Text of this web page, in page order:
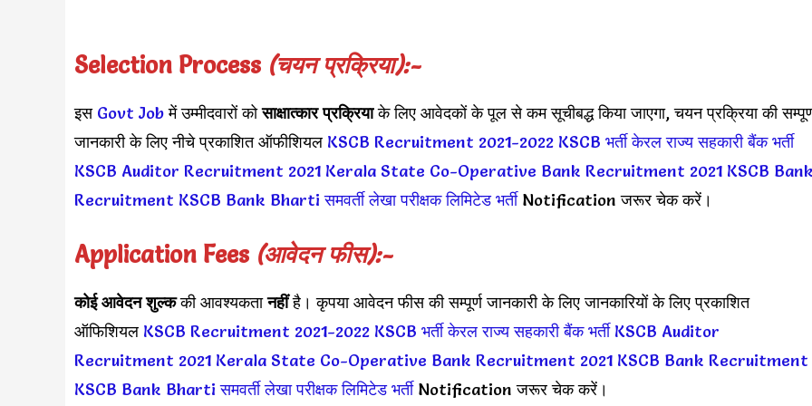
Selection Process (चयन प्रक्रिया):-
इस Govt Jobमें उम्मीदवारों कोसाक्षात्कार प्रक्रियाके लिए आवेदकों के पूल से कम सूचीबद्ध किया जाएगा, चयन प्रक्रिया की
जानकारी के लिए नीचे प्रकाशित ऑफीशियल KSCB Recruitment 2021-2022 KSCB भर्ती केरल राज्य सहकारी बैंक भर्ती
KSCB Auditor Recruitment 2021 Kerala State Co-Operative Bank Recruitment 2021 KSCB
Recruitment KSCB Bank Bharti समवर्ती लेखा परीक्षक लिमिटेड भर्तीNotification जरूर चेक करें।
Application Fees (आवेदन फीस):-
कोई आवेदन शुल्ककी आवश्यकतानहींहै। कृपया आवेदन फीस की सम्पूर्ण जानकारी के लिए जानकारियों के लिए प्रकाशित
ऑफिशियल KSCB Recruitment 2021-2022 KSCB भर्ती केरल राज्य सहकारी बैंक भर्ती KSCB Auditor
Recruitment 2021 Kerala State Co-Operative Bank Recruitment 2021 KSCB Bank Recruitment
KSCB Bank Bharti समवर्ती लेखा परीक्षक लिमिटेड भर्तीNotification जरूर चेक करें।